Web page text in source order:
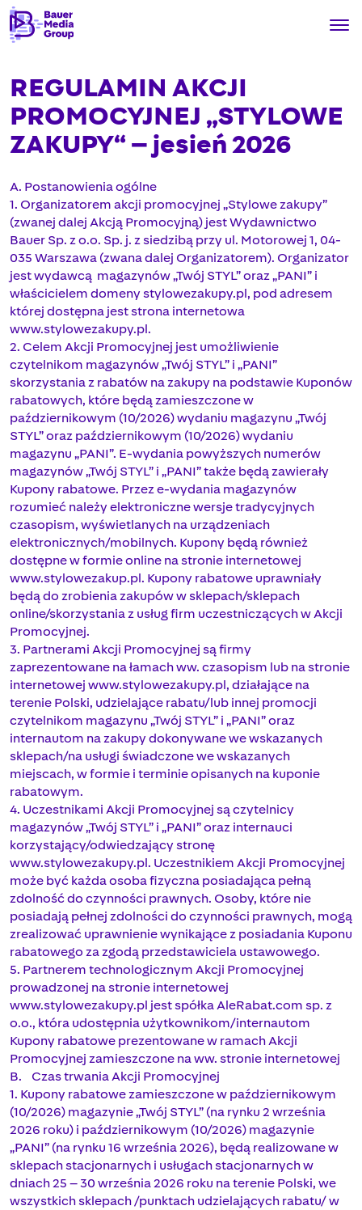
REGULAMIN AKCJI
PROMOCYJNEJ „STYLOWE
ZAKUPY“ – jesień 2026
A. Postanowienia ogólne
1. Organizatorem akcji promocyjnej „Stylowe zakupy”
(zwanej dalej Akcją Promocyjną) jest Wydawnictwo
Bauer Sp. z o.o. Sp. j. z siedzibą przy ul. Motorowej 1, 04-
035 Warszawa (zwana dalej Organizatorem). Organizator
jest wydawcą magazynów „Twój STYL” oraz „PANI” i
właścicielem domeny stylowezakupy.pl, pod adresem
której dostępna jest strona internetowa
www.stylowezakupy.pl.
2. Celem Akcji Promocyjnej jest umożliwienie
czytelnikom magazynów „Twój STYL” i „PANI”
skorzystania z rabatów na zakupy na podstawie Kuponów
rabatowych, które będą zamieszczone w
październikowym (10/2026) wydaniu magazynu „Twój
STYL” oraz październikowym (10/2026) wydaniu
magazynu „PANI”. E-wydania powyższych numerów
magazynów „Twój STYL” i „PANI” także będą zawierały
Kupony rabatowe. Przez e-wydania magazynów
rozumieć należy elektroniczne wersje tradycyjnych
czasopism, wyświetlanych na urządzeniach
elektronicznych/mobilnych. Kupony będą również
dostępne w formie online na stronie internetowej
www.stylowezakup.pl. Kupony rabatowe uprawniały
będą do zrobienia zakupów w sklepach/sklepach
online/skorzystania z usług firm uczestniczących w Akcji
Promocyjnej.
3. Partnerami Akcji Promocyjnej są firmy
zaprezentowane na łamach ww. czasopism lub na stronie
internetowej www.stylowezakupy.pl, działające na
terenie Polski, udzielające rabatu/lub innej promocji
czytelnikom magazynu „Twój STYL” i „PANI” oraz
internautom na zakupy dokonywane we wskazanych
sklepach/na usługi świadczone we wskazanych
miejscach, w formie i terminie opisanych na kuponie
rabatowym.
4. Uczestnikami Akcji Promocyjnej są czytelnicy
magazynów „Twój STYL” i „PANI” oraz internauci
korzystający/odwiedzający stronę
www.stylowezakupy.pl. Uczestnikiem Akcji Promocyjnej
może być każda osoba fizyczna posiadająca pełną
zdolność do czynności prawnych. Osoby, które nie
posiadają pełnej zdolności do czynności prawnych, mogą
zrealizować uprawnienie wynikające z posiadania Kuponu
rabatowego za zgodą przedstawiciela ustawowego.
5. Partnerem technologicznym Akcji Promocyjnej
prowadzonej na stronie internetowej
www.stylowezakupy.pl jest spółka AleRabat.com sp. z
o.o., która udostępnia użytkownikom/internautom
Kupony rabatowe prezentowane w ramach Akcji
Promocyjnej zamieszczone na ww. stronie internetowej
B. Czas trwania Akcji Promocyjnej
1. Kupony rabatowe zamieszczone w październikowym
(10/2026) magazynie „Twój STYL” (na rynku 2 września
2026 roku) i październikowym (10/2026) magazynie
„PANI” (na rynku 16 września 2026), będą realizowane w
sklepach stacjonarnych i usługach stacjonarnych w
dniach 25 – 30 września 2026 roku na terenie Polski, we
wszystkich sklepach /punktach udzielających rabatu/ w